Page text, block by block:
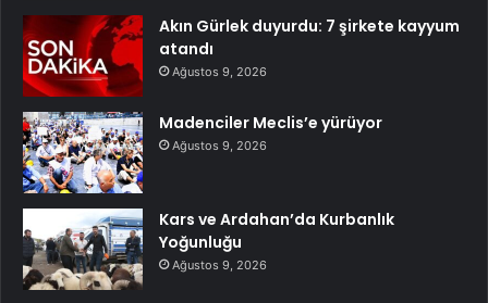
Akın Gürlek duyurdu: 7 şirkete kayyum
atandı
Ağustos 9, 2026
Madenciler Meclis’e yürüyor
Ağustos 9, 2026
Kars ve Ardahan’da Kurbanlık
Yoğunluğu
Ağustos 9, 2026